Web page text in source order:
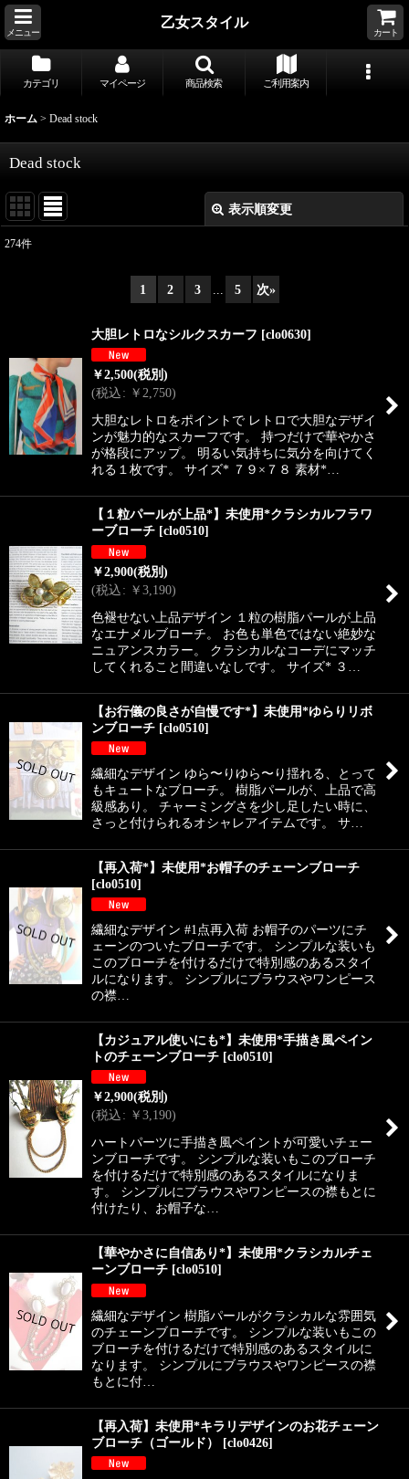
メニュー
乙女スタイル
カート
カテゴリ マイページ 商品検索 ご利用案内
ホーム > Dead stock
Dead stock
表示順変更
274件
1 2 3 5 次»
大胆レトロなシルクスカーフ [clo0630]
￥2,500(税別)
(税込: ￥2,750)
大胆なレトロをポイントで レトロで大胆なデザイ
ンが魅力的なスカーフです。 持つだけで華やかさ
が格段にアップ。 明るい気持ちに気分を向けてく
れる１枚です。 サイズ* ７９×７８ 素材*…
【１粒パールが上品*】未使用*クラシカルフラワ
ーブローチ [clo0510]
￥2,900(税別)
(税込: ￥3,190)
色褪せない上品デザイン １粒の樹脂パールが上品
なエナメルブローチ。 お色も単色ではない絶妙な
ニュアンスカラー。 クラシカルなコーデにマッチ
してくれること間違いなしです。 サイズ* ３…
【お行儀の良さが自慢です*】未使用*ゆらりリボ
ンブローチ [clo0510]
繊細なデザイン ゆら〜りゆら〜り揺れる、とって
もキュートなブローチ。 樹脂パールが、上品で高
級感あり。 チャーミングさを少し足したい時に、
さっと付けられるオシャレアイテムです。 サ…
【再入荷*】未使用*お帽子のチェーンブローチ
[clo0510]
繊細なデザイン #1点再入荷 お帽子のパーツにチ
ェーンのついたブローチです。 シンプルな装いも
このブローチを付けるだけで特別感のあるスタイ
ルになります。 シンプルにブラウスやワンピース
の襟…
【カジュアル使いにも*】未使用*手描き風ペイン
トのチェーンブローチ [clo0510]
￥2,900(税別)
(税込: ￥3,190)
ハートパーツに手描き風ペイントが可愛いチェー
ンブローチです。 シンプルな装いもこのブローチ
を付けるだけで特別感のあるスタイルになりま
す。 シンプルにブラウスやワンピースの襟もとに
付けたり、お帽子な…
【華やかさに自信あり*】未使用*クラシカルチェ
ーンブローチ [clo0510]
繊細なデザイン 樹脂パールがクラシカルな雰囲気
のチェーンブローチです。 シンプルな装いもこの
ブローチを付けるだけで特別感のあるスタイルに
なります。 シンプルにブラウスやワンピースの襟
もとに付…
【再入荷】未使用*キラリデザインのお花チェーン
ブローチ（ゴールド）
[clo0426]